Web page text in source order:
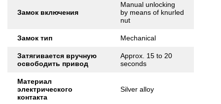
Замок включения
Manual unlocking
by means of knurled
nut
Замок тип Mechanical
Затягивается вручную
освободить привод
Approx. 15 to 20
seconds
Материал
электрического
контакта
Silver alloy